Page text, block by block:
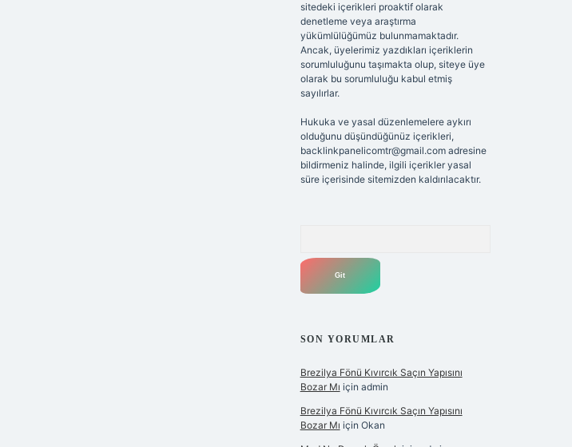
sitedeki içerikleri proaktif olarak
denetleme veya araştırma
yükümlülüğümüz bulunmamaktadır.
Ancak, üyelerimiz yazdıkları içeriklerin
sorumluluğunu taşımakta olup, siteye üye
olarak bu sorumluluğu kabul etmiş
sayılırlar.
Hukuka ve yasal düzenlemelere aykırı
olduğunu düşündüğünüz içerikleri,
backlinkpanelicomtr@gmail.comadresine
bildirmeniz halinde, ilgili içerikler yasal
süre içerisinde sitemizden kaldırılacaktır.
SON YORUMLAR
Brezilya Fönü Kıvırcık Saçın Yapısını
Bozar Mı için admin
Brezilya Fönü Kıvırcık Saçın Yapısını
Bozar Mı için Okan